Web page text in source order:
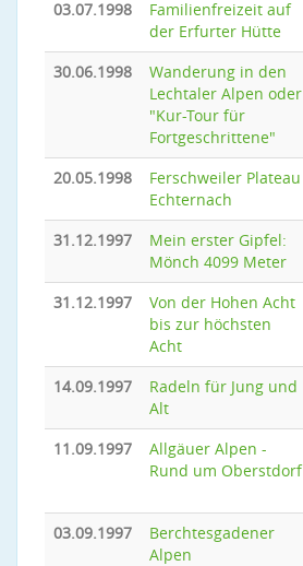
03.07.1998
Familienfreizeit auf
der Erfurter Hütte
30.06.1998
Wanderung in den
Lechtaler Alpen oder
"Kur-Tour für
Fortgeschrittene"
20.05.1998
Ferschweiler Plateau
Echternach
31.12.1997
Mein erster Gipfel:
Mönch 4099 Meter
31.12.1997
Von der Hohen Acht
bis zur höchsten
Acht
14.09.1997
Radeln für Jung und
Alt
11.09.1997
Allgäuer Alpen -
Rund um Oberstdorf
03.09.1997
Berchtesgadener
Alpen